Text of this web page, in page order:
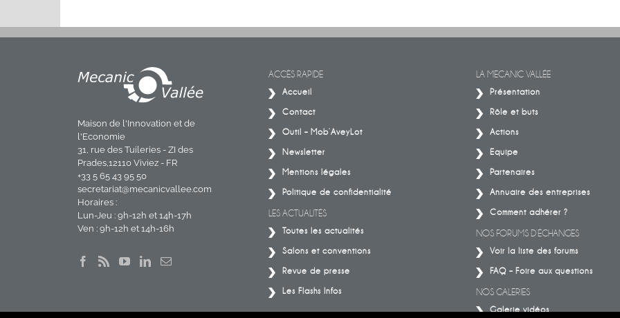
Maison de l'Innovation et de
l'Economie
31, rue des Tuileries - ZI des
Prades,12110 Viviez - FR
+33 5 65 43 95 50
secretariat@mecanicvallee.com
Horaires :
Lun-Jeu : 9h-12h et 14h-17h
Ven : 9h-12h et 14h-16h
ACCÈS RAPIDE
Accueil
Contact
Outil – Mob’AveyLot
Newsletter
Mentions légales
Politique de confidentialité
LES ACTUALITÉS
Toutes les actualités
Salons et conventions
Revue de presse
Les Flashs Infos
LA MECANIC VALLÉE
Présentation
Rôle et buts
Actions
Equipe
Partenaires
Annuaire des entreprises
Comment adhérer ?
NOS FORUMS D’ÉCHANGES
Voir la liste des forums
FAQ – Foire aux questions
NOS GALERIES
Galerie vidéos